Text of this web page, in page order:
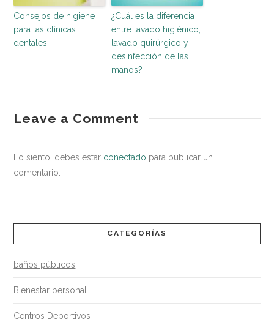
Consejos de higiene
para las clínicas
dentales
¿Cuál es la diferencia
entre lavado higiénico,
lavado quirúrgico y
desinfección de las
manos?
saludableLo
debemos
saber
05.25.2016
Leave a Comment
Lo siento, debes estar conectado para publicar un
comentario.
CATEGORÍAS
baños públicos
Bienestar personal
Centros Deportivos